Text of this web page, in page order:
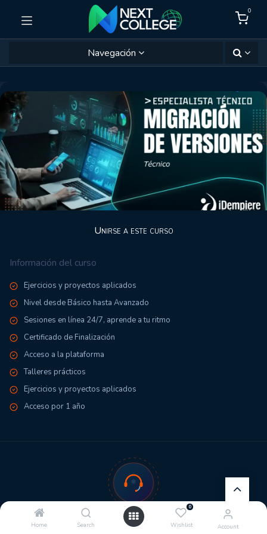
Home Search
0
Wishlist Account
0
Navegación
Unirse a este curso
Información del curso
Ejercicios y proyectos aplicados
Nivel desde Básico hasta Avanzado
Sesiones en línea 24/7, aprende a tu ritmo
Certificado de Finalización
Acceso a la plataforma
Talleres prácticos
Ejercicios y proyectos aplicados
Acceso por 1 año
¿TIENES DUDAS?